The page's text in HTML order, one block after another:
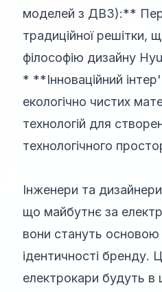
моделей з ДВЗ):**
традиційної решітки,
філософію дизайну
* **Інноваційний
екологічно чистих
технологій для
технологічного
Інженери та
що майбутнє за
вони стануть основою
ідентичності бренду.
електрокари будуть в